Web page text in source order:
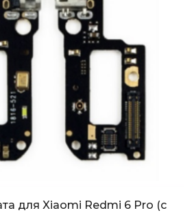
для Xiaomi Redmi 6 Pro (с